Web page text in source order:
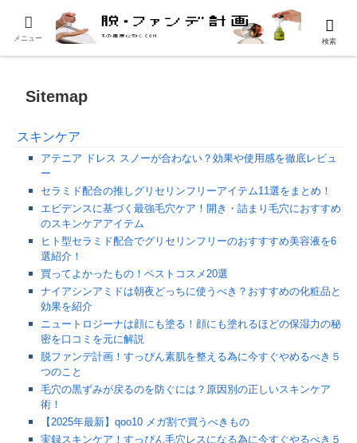
Sitemap
スキンケア
アテニア ドレス スノーが合わない？効果や使用感を徹底レビュ
ー
セラミド配合の推しグリセリンフリーアイテム11選をまとめ！
エビデンスに基づく最強毛穴ケア！開き・詰まり毛穴におすすめ
のスキンケアアイテム
ヒト型セラミド配合でグリセリンフリーのおすすすめ美容液を6
選紹介！
買ってよかったもの！ベストコスメ20選
ナイアシンアミドは朝夜どっちに使うべき？おすすめの化粧品と
効果を紹介
ニュートロジーナは顔にも塗る！顔にも塗れるほどの保湿力の秘
密を口コミを元に解説
脱ファンデ計画！すっぴん素肌を整える為に今すぐやめるべき５
つのこと
毛穴の黒ずみが戻るのを防ぐには？原因別の正しいスキンケア
術！
【2025年最新】qoo10 メガ割で買うべきもの
実録スキンケア！すっぴん毛穴レスになる為に今すぐやるべき５
メニュー 検索